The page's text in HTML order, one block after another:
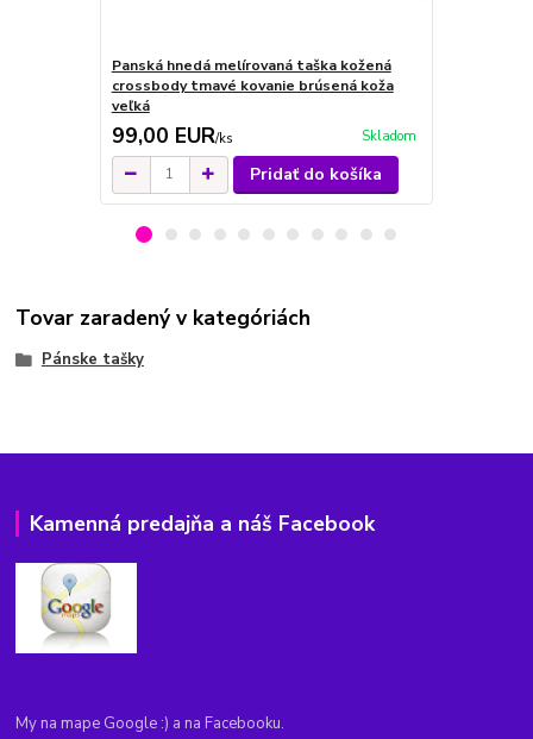
Panská hnedá melírovaná taška kožená
crossbody tmavé kovanie brúsená koža
veľká
99,00 EUR/ks Skladom
Pridať do košíka
Tovar zaradený v kategóriách
Pánske tašky
Kamenná predajňa a náš Facebook
My na mape Google :) a na Facebooku.